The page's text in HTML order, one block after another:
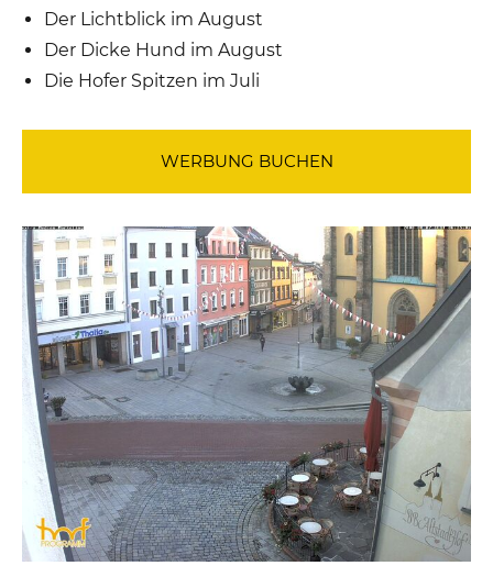
Der Lichtblick im August
Der Dicke Hund im August
Die Hofer Spitzen im Juli
WERBUNG BUCHEN